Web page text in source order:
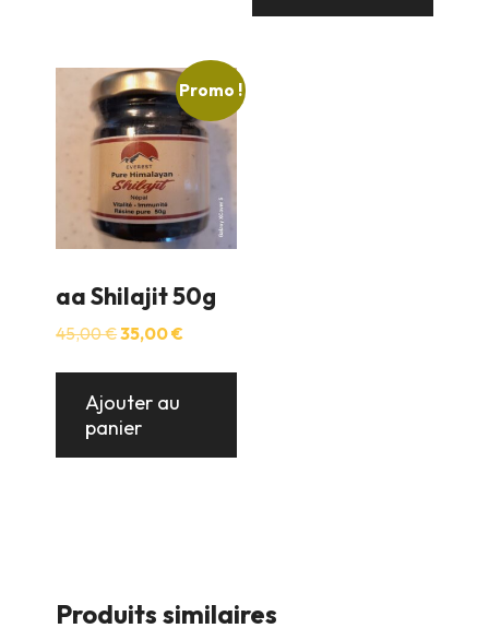
Promo !
aa Shilajit 50g
45,00€Le
initial
était :
45,00 €.
35,00€Le
actuel
Ajouter au
panier
Produits similaires